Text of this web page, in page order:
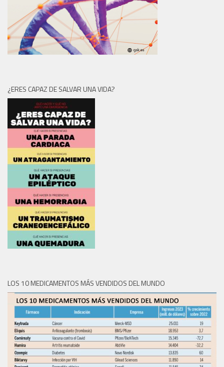
¿ERES CAPAZ DE SALVAR UNA VIDA?
LOS 10 MEDICAMENTOS MÁS VENDIDOS DEL MUNDO